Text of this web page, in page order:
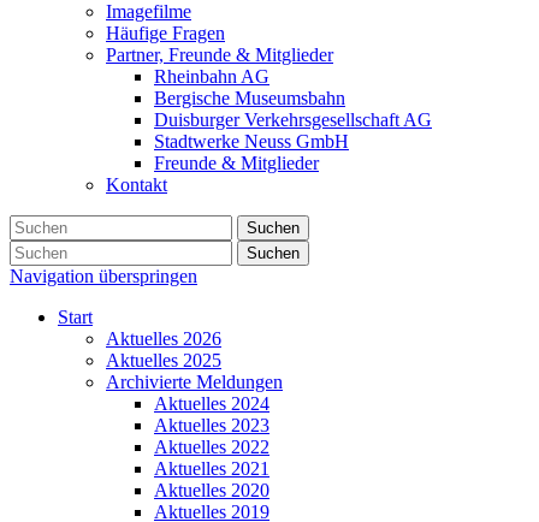
Imagefilme
Häufige Fragen
Partner, Freunde & Mitglieder
Rheinbahn AG
Bergische Museumsbahn
Duisburger Verkehrsgesellschaft AG
Stadtwerke Neuss GmbH
Freunde & Mitglieder
Kontakt
Suchen
Suchen
Navigation überspringen
Start
Aktuelles 2026
Aktuelles 2025
Archivierte Meldungen
Aktuelles 2024
Aktuelles 2023
Aktuelles 2022
Aktuelles 2021
Aktuelles 2020
Aktuelles 2019